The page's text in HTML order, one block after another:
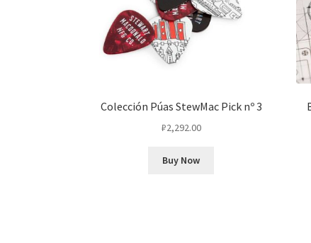
Colección Púas StewMac Pick nº 3
₽2,292.00
Buy Now